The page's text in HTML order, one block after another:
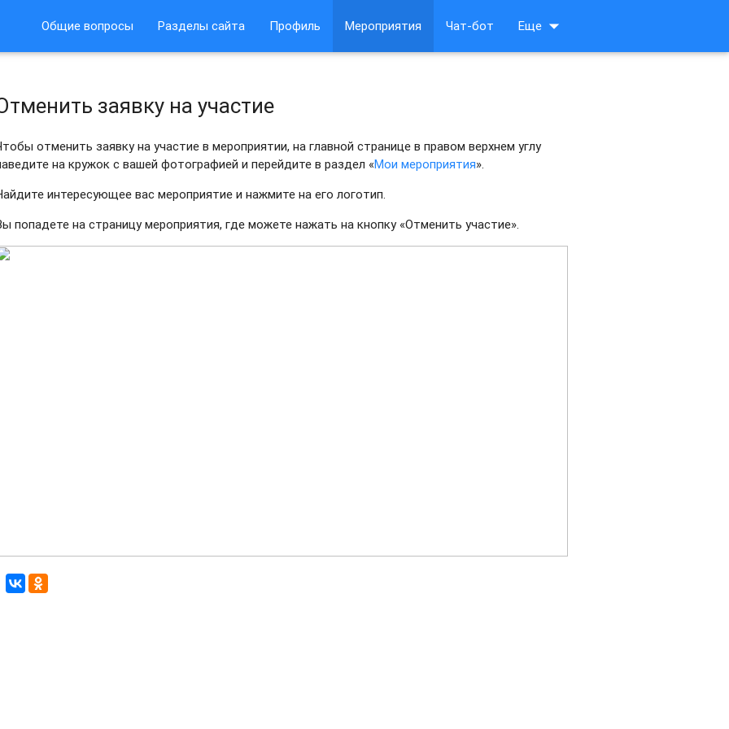
Общие вопросы Разделы сайта Профиль Мероприятия Чат-бот Ещеarrow_drop_down
заявку на участие
отменить заявку на участие в мероприятии, на главной странице в правом верхнем углу
на кружок с вашей фотографией и перейдите в раздел «Мои мероприятия».
интересующее вас мероприятие и нажмите на его логотип.
попадете на страницу мероприятия, где можете нажать на кнопку «Отменить участие».